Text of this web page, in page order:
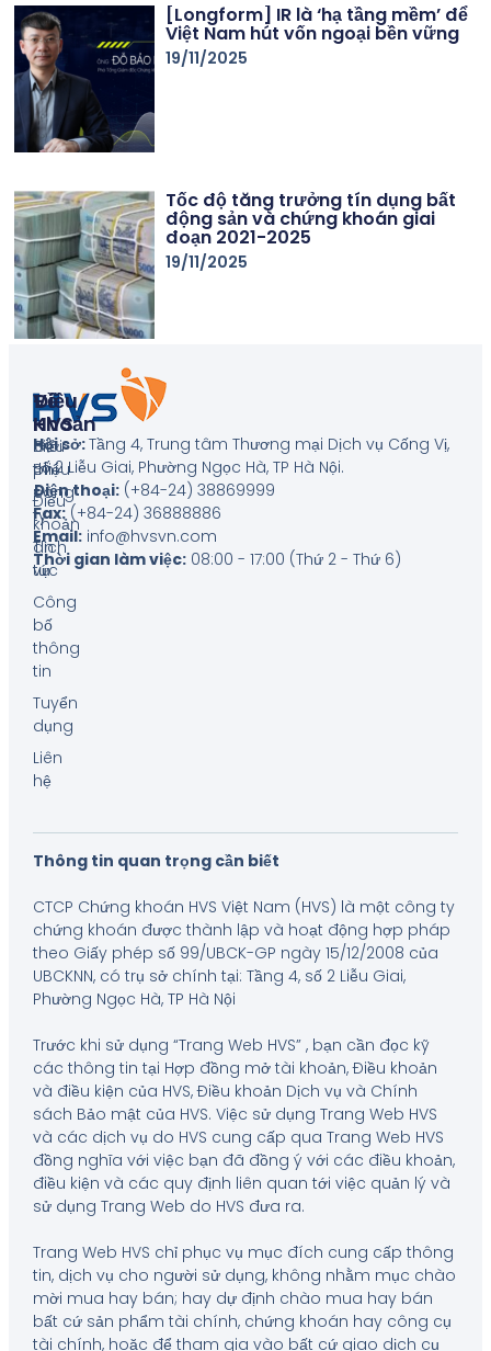
[Longform] IR là ‘hạ tầng mềm’ để
Việt Nam hút vốn ngoại bền vững
19/11/2025
Tốc độ tăng trưởng tín dụng bất
động sản và chứng khoán giai
đoạn 2021-2025
19/11/2025
Hội sở:Tầng 4, Trung tâm Thương mại Dịch vụ Cống Vị,
số 2 Liễu Giai, Phường Ngọc Hà, TP Hà Nội.
Điện thoại:(+84-24) 38869999
Fax:(+84-24) 36888886
Email:info@hvsvn.com
Thời gian làm việc:08:00 - 17:00 (Thứ 2 - Thứ 6)
Về
HVS
Giới
thiệu
công
ty
Tin
tức
Công
bố
thông
tin
Tuyển
dụng
Liên
hệ
Điều
Khoản
Biểu
phí
Điều
khoản
dịch
vụ
Thông tin quan trọng cần biết
CTCP Chứng khoán HVS Việt Nam (HVS) là một công ty
chứng khoán được thành lập và hoạt động hợp pháp
theo Giấy phép số 99/UBCK-GP ngày 15/12/2008 của
UBCKNN, có trụ sở chính tại: Tầng 4, số 2 Liễu Giai,
Phường Ngọc Hà, TP Hà Nội
Trước khi sử dụng “Trang Web HVS” , bạn cần đọc kỹ
các thông tin tại Hợp đồng mở tài khoản, Điều khoản
và điều kiện của HVS, Điều khoản Dịch vụ và Chính
sách Bảo mật của HVS. Việc sử dụng Trang Web HVS
và các dịch vụ do HVS cung cấp qua Trang Web HVS
đồng nghĩa với việc bạn đã đồng ý với các điều khoản,
điều kiện và các quy định liên quan tới việc quản lý và
sử dụng Trang Web do HVS đưa ra.
Trang Web HVS chỉ phục vụ mục đích cung cấp thông
tin, dịch vụ cho người sử dụng, không nhằm mục chào
mời mua hay bán; hay dự định chào mua hay bán
bất cứ sản phẩm tài chính, chứng khoán hay công cụ
tài chính, hoặc để tham gia vào bất cứ giao dịch cụ